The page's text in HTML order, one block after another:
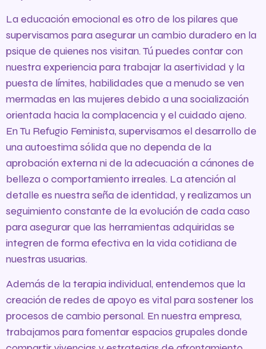
La educación emocional es otro de los pilares que
supervisamos para asegurar un cambio duradero en la
psique de quienes nos visitan. Tú puedes contar con
nuestra experiencia para trabajar la asertividad y la
puesta de límites, habilidades que a menudo se ven
mermadas en las mujeres debido a una socialización
orientada hacia la complacencia y el cuidado ajeno.
En Tu Refugio Feminista, supervisamos el desarrollo de
una autoestima sólida que no dependa de la
aprobación externa ni de la adecuación a cánones de
belleza o comportamiento irreales. La atención al
detalle es nuestra seña de identidad, y realizamos un
seguimiento constante de la evolución de cada caso
para asegurar que las herramientas adquiridas se
integren de forma efectiva en la vida cotidiana de
nuestras usuarias.
Además de la terapia individual, entendemos que la
creación de redes de apoyo es vital para sostener los
procesos de cambio personal. En nuestra empresa,
trabajamos para fomentar espacios grupales donde